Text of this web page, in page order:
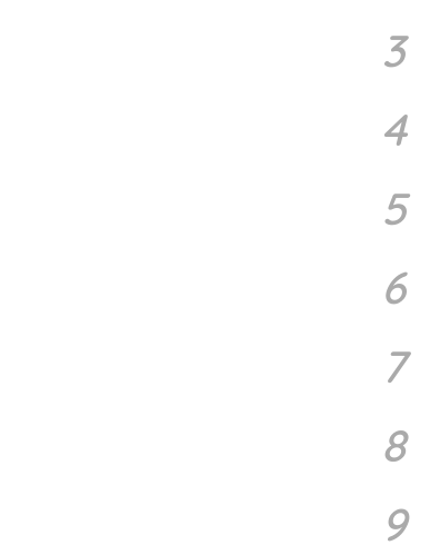
3
4
5
6
7
8
9